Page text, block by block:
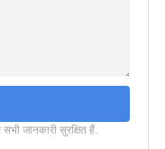
जानकारी सुरक्षित हैं.